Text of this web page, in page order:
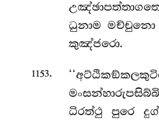
ධුනාම මච්චුනො
කුඤ්ජරො.
1153.
ධිරත්ථු පුරෙ